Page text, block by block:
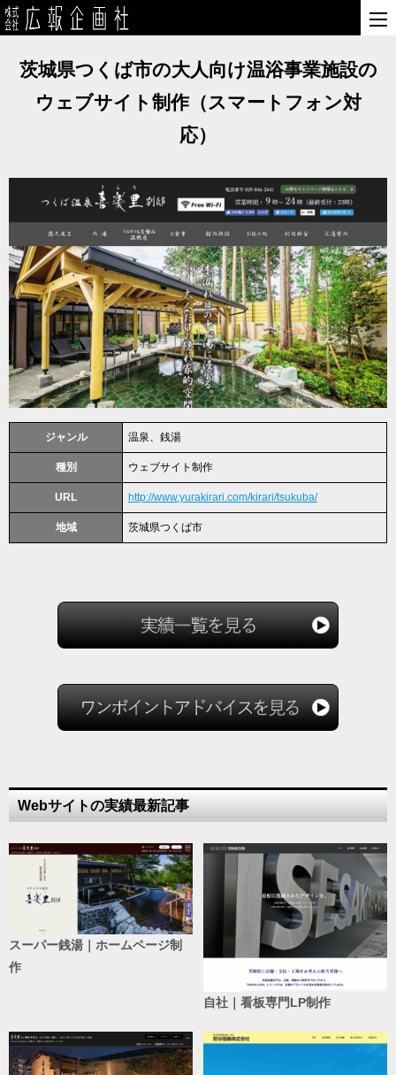
茨城県つくば市の大人向け温浴事業施設の
ウェブサイト制作（スマートフォン対
応）
ジャンル 温泉、銭湯
種別 ウェブサイト制作
URL http://www.yurakirari.com/kirari/tsukuba/
地域 茨城県つくば市
Webサイトの実績最新記事
スーパー銭湯｜ホームページ制
作
自社｜看板専門LP制作